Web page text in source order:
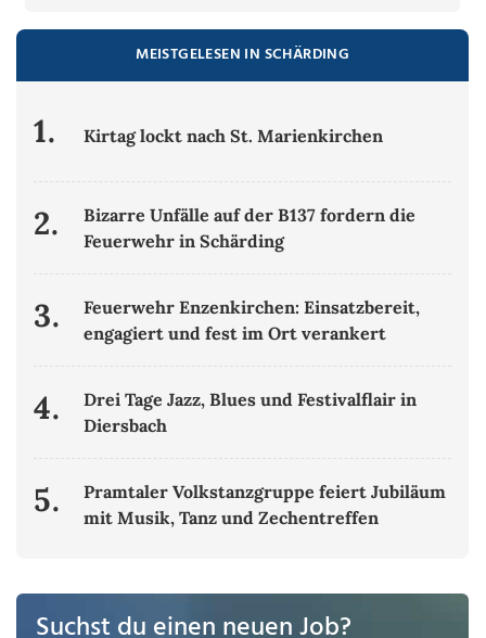
MEISTGELESEN IN SCHÄRDING
1. Kirtag lockt nach St. Marienkirchen
2.
Bizarre Unfälle auf der B137 fordern die
Feuerwehr in Schärding
3.
Feuerwehr Enzenkirchen: Einsatzbereit,
engagiert und fest im Ort verankert
4.
Drei Tage Jazz, Blues und Festivalflair in
Diersbach
5.
Pramtaler Volkstanzgruppe feiert Jubiläum
mit Musik, Tanz und Zechentreffen
Suchst du einen neuen Job?